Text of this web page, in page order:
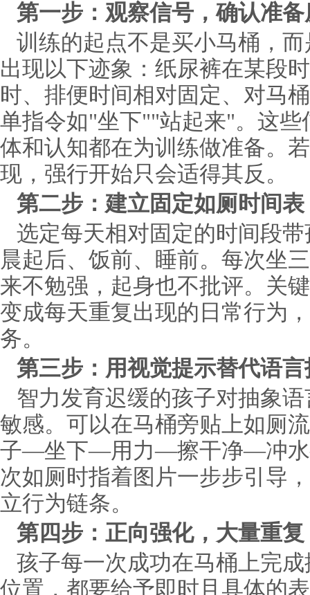
第一步：观察信号，确认准备
训练的起点不是买小马桶，
出现以下迹象：纸尿裤在某段
时、排便时间相对固定、对马
单指令如"坐下""站起来"。这些
体和认知都在为训练做准备。
现，强行开始只会适得其反。
第二步：建立固定如厕时间表
选定每天相对固定的时间段
晨起后、饭前、睡前。每次坐
来不勉强，起身也不批评。关
变成每天重复出现的日常行为
务。
第三步：用视觉提示替代语言
智力发育迟缓的孩子对抽象
敏感。可以在马桶旁贴上如厕
子—坐下—用力—擦干净—冲水
次如厕时指着图片一步步引导
立行为链条。
第四步：正向强化，大量重复
孩子每一次成功在马桶上完
位置，都要给予即时且具体的